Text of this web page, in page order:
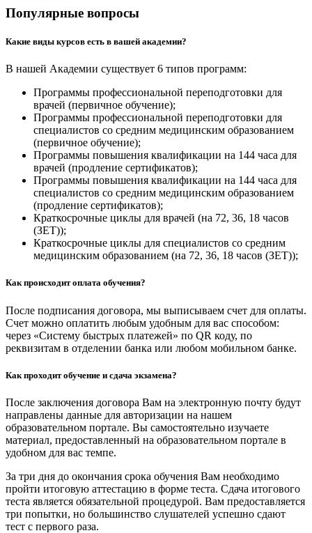
Популярные вопросы
Какие виды курсов есть в вашей академии?
В нашей Академии существует 6 типов программ:
Программы профессиональной переподготовки для
врачей (первичное обучение);
Программы профессиональной переподготовки для
специалистов со средним медицинским образованием
(первичное обучение);
Программы повышения квалификации на 144 часа для
врачей (продление сертификатов);
Программы повышения квалификации на 144 часа для
специалистов со средним медицинским образованием
(продление сертификатов);
Краткосрочные циклы для врачей (на 72, 36, 18 часов
(ЗЕТ));
Краткосрочные циклы для специалистов со средним
медицинским образованием (на 72, 36, 18 часов (ЗЕТ));
Как происходит оплата обучения?
После подписания договора, мы выписываем счет для оплаты.
Счет можно оплатить любым удобным для вас способом:
через «Систему быстрых платежей» по QR коду, по
реквизитам в отделении банка или любом мобильном банке.
Как проходит обучение и сдача экзамена?
После заключения договора Вам на электронную почту будут
направлены данные для авторизации на нашем
образовательном портале. Вы самостоятельно изучаете
материал, предоставленный на образовательном портале в
удобном для вас темпе.
За три дня до окончания срока обучения Вам необходимо
пройти итоговую аттестацию в форме теста. Сдача итогового
теста является обязательной процедурой. Вам предоставляется
три попытки, но большинство слушателей успешно сдают
тест с первого раза.